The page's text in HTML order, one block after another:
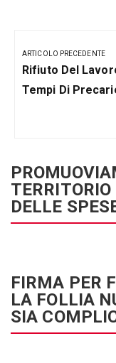
articoli
ARTICOLO PRECEDENTE
Articolo
Precedente:
Rifiuto Del
Tempi Di
DELLE
FIRMA PER
LA FOLLIA
SIA